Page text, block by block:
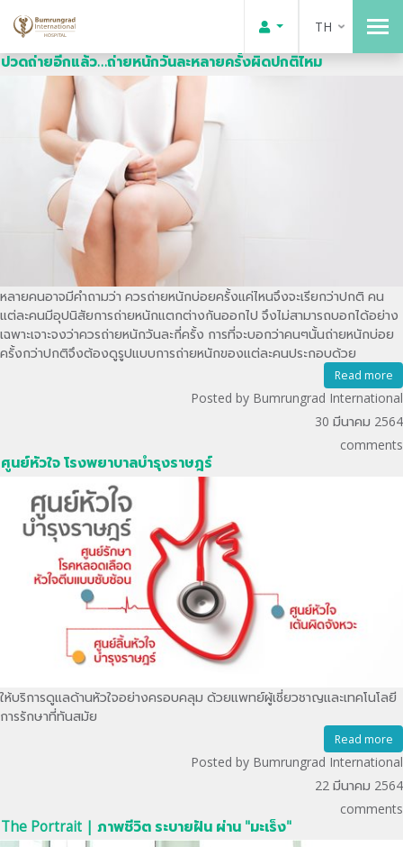
TH
ปวดถ่ายอีกแล้ว…ถ่ายหนักวันละหลายครั้งผิดปกติไหม
หลายคนอาจมีคำถามว่า ควรถ่ายหนักบ่อยครั้งแค่ไหนจึงจะเรียกว่าปกติ คน
แต่ละคนมีอุปนิสัยการถ่ายหนักแตกต่างกันออกไป จึงไม่สามารถบอกได้อย่าง
เฉพาะเจาะจงว่าควรถ่ายหนักวันละกี่ครั้ง การที่จะบอกว่าคนๆนั้นถ่ายหนักบ่อย
ครั้งกว่าปกติจึงต้องดูรูปแบบการถ่ายหนักของแต่ละคนประกอบด้วย
Read more
Posted by Bumrungrad International
30 มีนาคม 2564
comments
ศูนย์หัวใจ โรงพยาบาลบำรุงราษฎร์
ให้บริการดูแลด้านหัวใจอย่างครอบคลุม ด้วยแพทย์ผู้เชี่ยวชาญและเทคโนโลยี
การรักษาที่ทันสมัย
Read more
Posted by Bumrungrad International
22 มีนาคม 2564
comments
The Portrait | ภาพชีวิต ระบายฝัน ผ่าน "มะเร็ง"